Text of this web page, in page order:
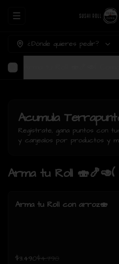
Abrir menu de navegación
¿Dónde quieres pedir?
Acumula
Regístrate, gana puntos con
y canjealos por productos y
Arma tu Roll
Arma tu Roll con arroz🍣
$3.490$4.790